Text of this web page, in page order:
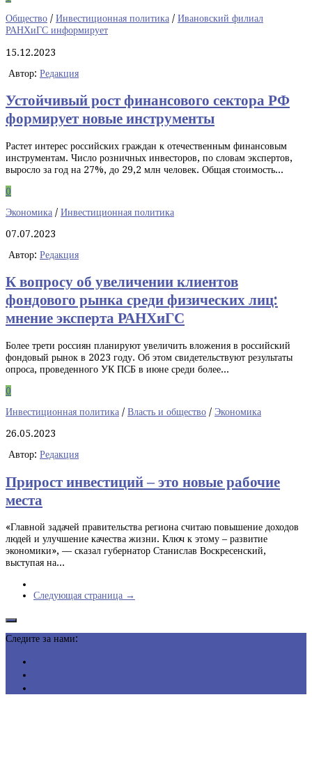
Общество / Инвестиционная политика / Ивановский филиал
РАНХиГС информирует
15.12.2023
Автор: Редакция
Устойчивый рост финансового сектора РФ
формирует новые инструменты
Растет интерес российских граждан к отечественным финансовым
инструментам. Число розничных инвесторов, по словам экспертов,
выросло за год на 27%, до 29,2 млн человек. Общая стоимость...
0
Экономика / Инвестиционная политика
07.07.2023
Автор: Редакция
К вопросу об увеличении клиентов
фондового рынка среди физических лиц:
мнение эксперта РАНХиГС
Более трети россиян планируют увеличить вложения в российский
фондовый рынок в 2023 году. Об этом свидетельствуют результаты
опроса, проведенного УК ПСБ в июне среди более...
0
Инвестиционная политика / Власть и общество / Экономика
26.05.2023
Автор: Редакция
Прирост инвестиций – это новые рабочие
места
«Главной задачей правительства региона считаю повышение доходов
людей и улучшение качества жизни. Ключ к этому – развитие
экономики», — сказал губернатор Станислав Воскресенский,
выступая на...
Следующая страница →
Следите за нами: